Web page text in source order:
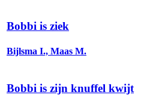
Bobbi is ziek
Bijlsma I., Maas M.
Bobbi is zijn knuffel kwijt